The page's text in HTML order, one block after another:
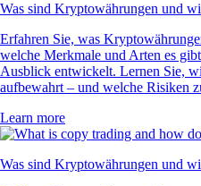
Was sind Kryptowährungen und
Erfahren Sie, was
welche Merkmale und Arten es
Ausblick entwickelt. Lernen Sie,
aufbewahrt – und welche Risiken
Learn more
Was sind Kryptowährungen und